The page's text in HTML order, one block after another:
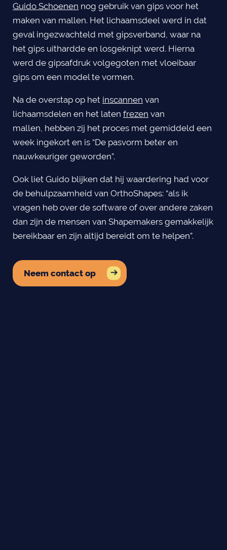
Guido Schoenen nog gebruik van gips voor het
maken van mallen. Het lichaamsdeel werd in dat
geval ingezwachteld met gipsverband, waar na
het gips uithardde en losgeknipt werd. Hierna
werd de gipsafdruk volgegoten met vloeibaar
gips om een model te vormen.
Na de overstap op het inscannen van
lichaamsdelen en het laten frezen van
mallen, hebben zij het proces met gemiddeld een
week ingekort en is “De pasvorm beter en
nauwkeuriger geworden”.
Ook liet Guido blijken dat hij waardering had voor
de behulpzaamheid van OrthoShapes: “als ik
vragen heb over de software of over andere zaken
dan zijn de mensen van Shapemakers gemakkelijk
bereikbaar en zijn altijd bereidt om te helpen”.
Neem contact op